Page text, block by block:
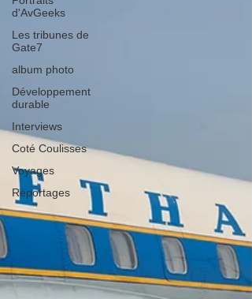
d'AvGeeks
Les tribunes de
Gate7
album photo
Développement
durable
Interviews
Coté Coulisses
Voyages
Reportages